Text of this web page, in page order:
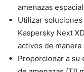
amenazas
Utilizar
Kaspersky Next
activos de manera
Proporcionar a su